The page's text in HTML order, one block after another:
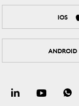
IOS
ANDROID